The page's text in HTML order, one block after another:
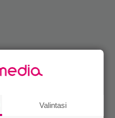
Valintasi